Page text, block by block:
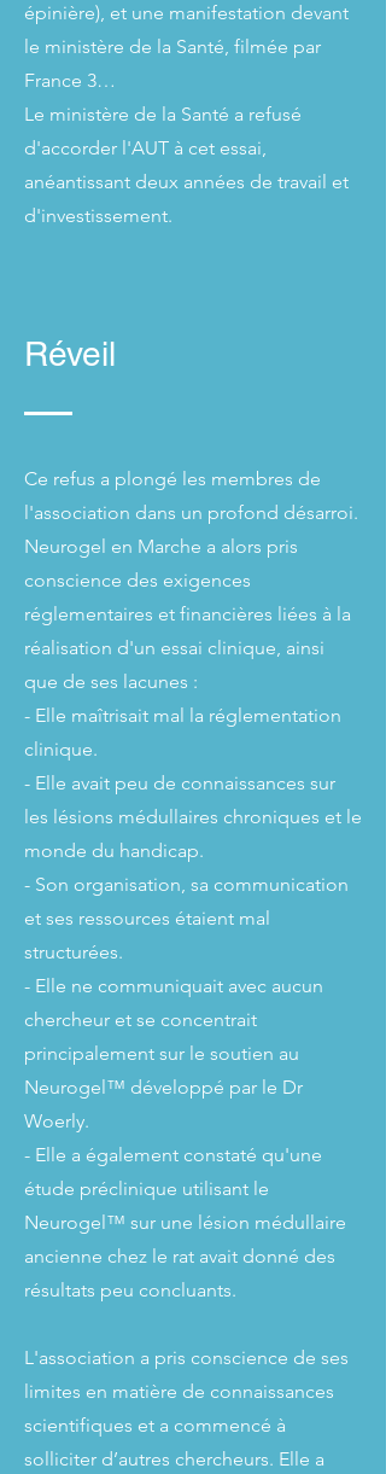
épinière), et une manifestation devant
le ministère de la Santé, filmée par
France 3…
Le ministère de la Santé a refusé
d'accorder l'AUT à cet essai,
anéantissant deux années de travail et
d'investissement.
Réveil
Ce refus a plongé les membres de
l'association dans un profond désarroi.
Neurogel en Marche a alors pris
conscience des exigences
réglementaires et financières liées à la
réalisation d'un essai clinique, ainsi
que de ses lacunes :
- Elle maîtrisait mal la réglementation
clinique.
- Elle avait peu de connaissances sur
les lésions médullaires chroniques et le
monde du handicap.
- Son organisation, sa communication
et ses ressources étaient mal
structurées.
- Elle ne communiquait avec aucun
chercheur et se concentrait
principalement sur le soutien au
Neurogel™ développé par le Dr
Woerly.
- Elle a également constaté qu'une
étude préclinique utilisant le
Neurogel™ sur une lésion médullaire
ancienne chez le rat avait donné des
résultats peu concluants.
L'association a pris conscience de ses
limites en matière de connaissances
scientifiques et a commencé à
solliciter d’autres chercheurs. Elle a